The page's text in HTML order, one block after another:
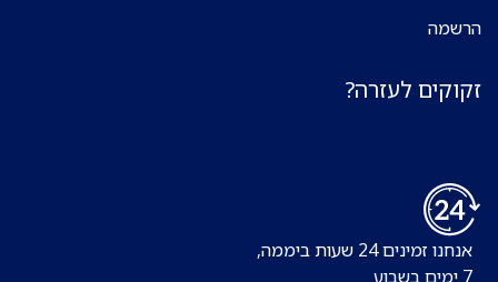
הרשמה
זקוקים לעזרה?
אנחנו זמינים 24 שעות ביממה,